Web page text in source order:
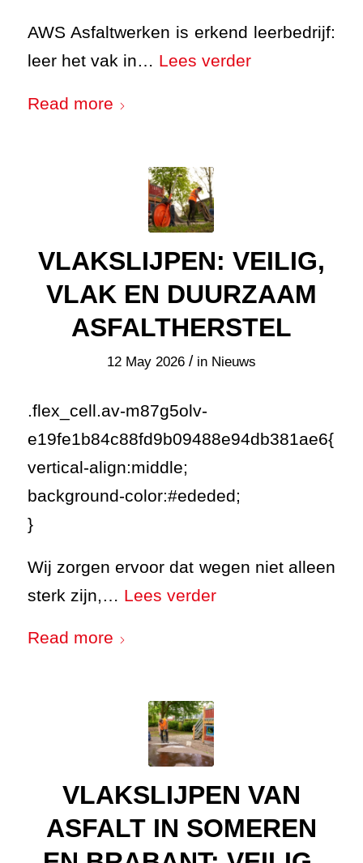
AWS Asfaltwerken is erkend leerbedrijf:
leer het vak in… Lees verder
Read more
VLAKSLIJPEN: VEILIG,
VLAK EN DUURZAAM
ASFALTHERSTEL
12 May 2026 / in Nieuws
.flex_cell.av-m87g5olv-
e19fe1b84c88fd9b09488e94db381ae6{
vertical-align:middle;
background-color:#ededed;
}
Wij zorgen ervoor dat wegen niet alleen
sterk zijn,… Lees verder
Read more
VLAKSLIJPEN VAN
ASFALT IN SOMEREN